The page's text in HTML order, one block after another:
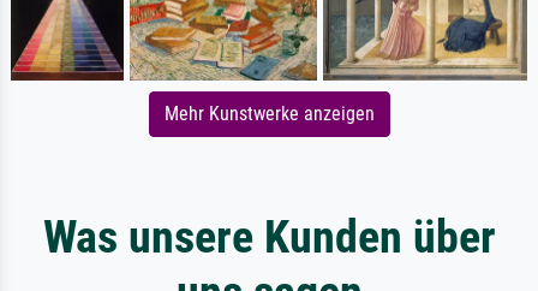
Mehr Kunstwerke anzeigen
Was unsere Kunden über